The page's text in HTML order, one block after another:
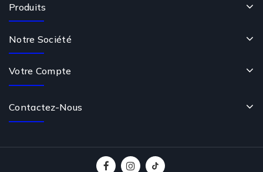
Produits
Notre Société
Votre Compte
Contactez-Nous